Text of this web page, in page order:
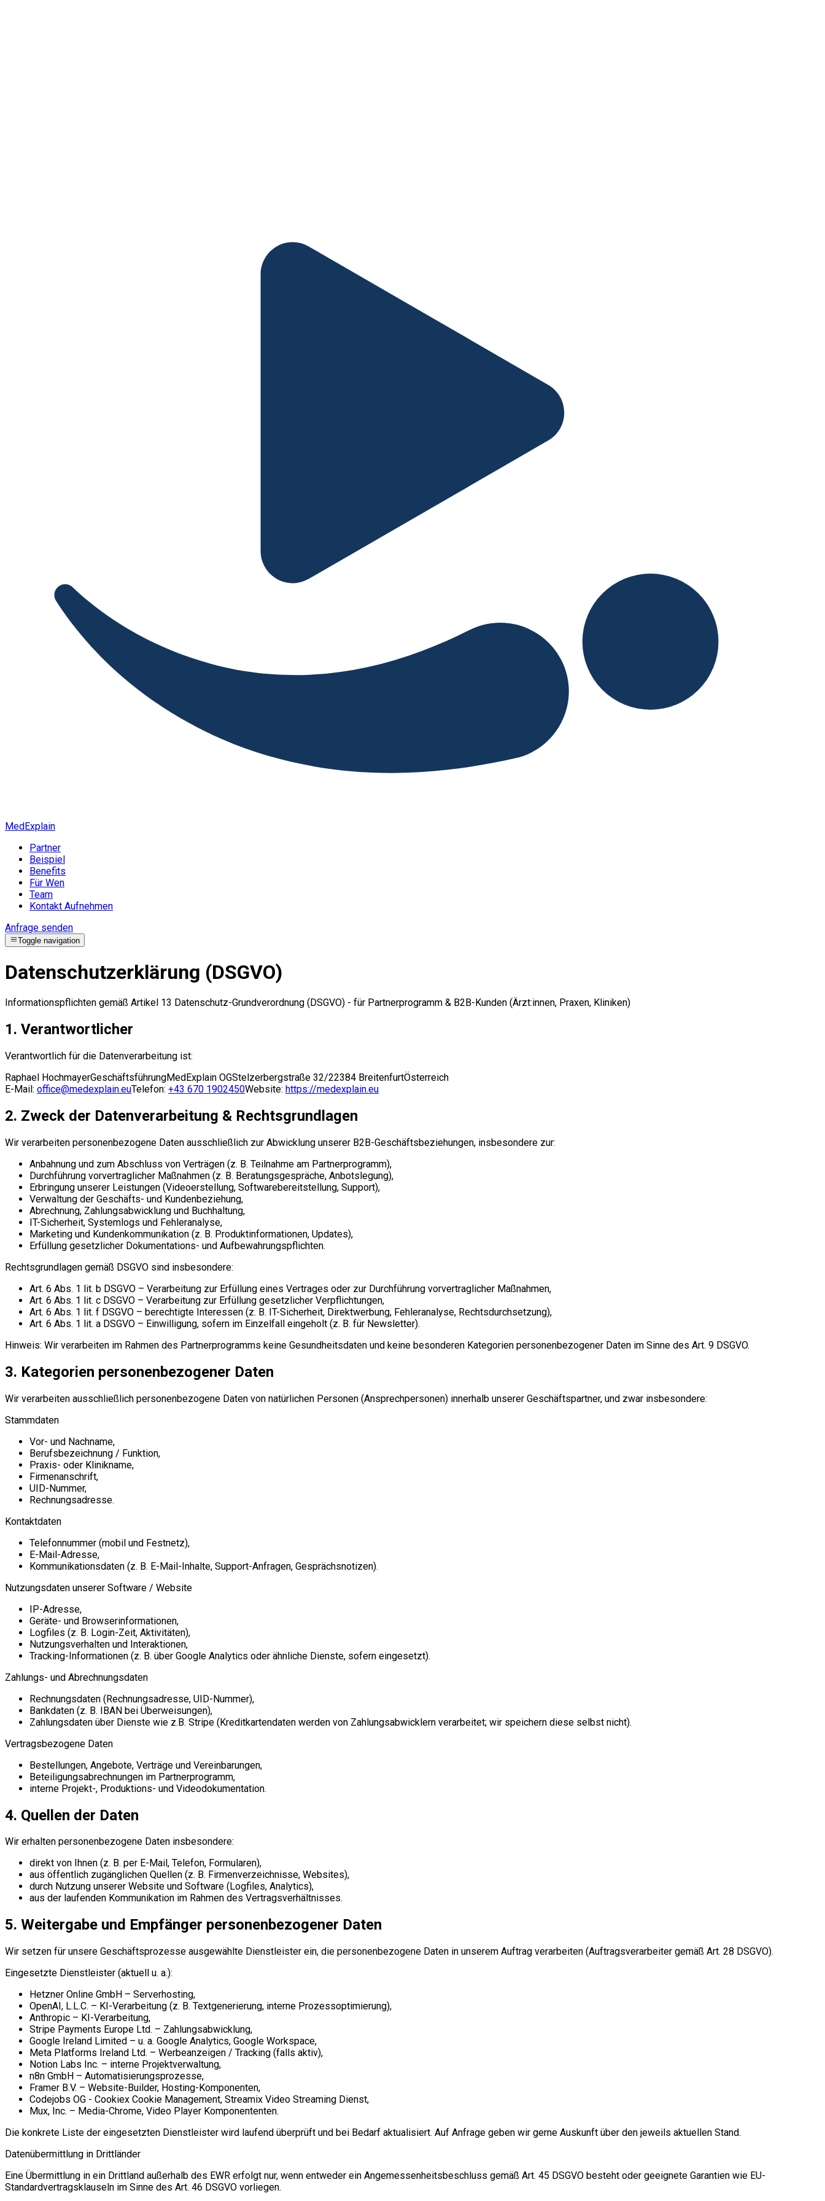
MedExplain
Partner
Beispiel
Benefits
Für Wen
Team
Kontakt Aufnehmen
Anfrage senden
Toggle navigation
Datenschutzerklärung (DSGVO)
Informationspflichten gemäß Artikel 13 Datenschutz-Grundverordnung (DSGVO) - für Partnerprogramm & B2B-Kunden (Ärzt:innen, Praxen, Kliniken)
1. Verantwortlicher
Verantwortlich für die Datenverarbeitung ist:
Raphael HochmayerGeschäftsführungMedExplain OGStelzerbergstraße 32/22384 BreitenfurtÖsterreich
E-Mail: office@medexplain.euTelefon: +43 670 1902450Website: https://medexplain.eu
2. Zweck der Datenverarbeitung & Rechtsgrundlagen
Wir verarbeiten personenbezogene Daten ausschließlich zur Abwicklung unserer B2B-Geschäftsbeziehungen, insbesondere zur:
Anbahnung und zum Abschluss von Verträgen (z. B. Teilnahme am Partnerprogramm),
Durchführung vorvertraglicher Maßnahmen (z. B. Beratungsgespräche, Anbotslegung),
Erbringung unserer Leistungen (Videoerstellung, Softwarebereitstellung, Support),
Verwaltung der Geschäfts- und Kundenbeziehung,
Abrechnung, Zahlungsabwicklung und Buchhaltung,
IT-Sicherheit, Systemlogs und Fehleranalyse,
Marketing und Kundenkommunikation (z. B. Produktinformationen, Updates),
Erfüllung gesetzlicher Dokumentations- und Aufbewahrungspflichten.
Rechtsgrundlagen gemäß DSGVO sind insbesondere:
Art. 6 Abs. 1 lit. b DSGVO – Verarbeitung zur Erfüllung eines Vertrages oder zur Durchführung vorvertraglicher Maßnahmen,
Art. 6 Abs. 1 lit. c DSGVO – Verarbeitung zur Erfüllung gesetzlicher Verpflichtungen,
Art. 6 Abs. 1 lit. f DSGVO – berechtigte Interessen (z. B. IT-Sicherheit, Direktwerbung, Fehleranalyse, Rechtsdurchsetzung),
Art. 6 Abs. 1 lit. a DSGVO – Einwilligung, sofern im Einzelfall eingeholt (z. B. für Newsletter).
Hinweis: Wir verarbeiten im Rahmen des Partnerprogramms keine Gesundheitsdaten und keine besonderen Kategorien personenbezogener Daten im Sinne des Art. 9 DSGVO.
3. Kategorien personenbezogener Daten
Wir verarbeiten ausschließlich personenbezogene Daten von natürlichen Personen (Ansprechpersonen) innerhalb unserer Geschäftspartner, und zwar insbesondere:
Stammdaten
Vor- und Nachname,
Berufsbezeichnung / Funktion,
Praxis- oder Klinikname,
Firmenanschrift,
UID-Nummer,
Rechnungsadresse.
Kontaktdaten
Telefonnummer (mobil und Festnetz),
E-Mail-Adresse,
Kommunikationsdaten (z. B. E-Mail-Inhalte, Support-Anfragen, Gesprächsnotizen).
Nutzungsdaten unserer Software / Website
IP-Adresse,
Geräte- und Browserinformationen,
Logfiles (z. B. Login-Zeit, Aktivitäten),
Nutzungsverhalten und Interaktionen,
Tracking-Informationen (z. B. über Google Analytics oder ähnliche Dienste, sofern eingesetzt).
Zahlungs- und Abrechnungsdaten
Rechnungsdaten (Rechnungsadresse, UID-Nummer),
Bankdaten (z. B. IBAN bei Überweisungen),
Zahlungsdaten über Dienste wie z.B. Stripe (Kreditkartendaten werden von Zahlungsabwicklern verarbeitet; wir speichern diese selbst nicht).
Vertragsbezogene Daten
Bestellungen, Angebote, Verträge und Vereinbarungen,
Beteiligungsabrechnungen im Partnerprogramm,
interne Projekt-, Produktions- und Videodokumentation.
4. Quellen der Daten
Wir erhalten personenbezogene Daten insbesondere:
direkt von Ihnen (z. B. per E-Mail, Telefon, Formularen),
aus öffentlich zugänglichen Quellen (z. B. Firmenverzeichnisse, Websites),
durch Nutzung unserer Website und Software (Logfiles, Analytics),
aus der laufenden Kommunikation im Rahmen des Vertragsverhältnisses.
5. Weitergabe und Empfänger personenbezogener Daten
Wir setzen für unsere Geschäftsprozesse ausgewählte Dienstleister ein, die personenbezogene Daten in unserem Auftrag verarbeiten (Auftragsverarbeiter gemäß Art. 28 DSGVO).
Eingesetzte Dienstleister (aktuell u. a.):
Hetzner Online GmbH – Serverhosting,
OpenAI, L.L.C. – KI-Verarbeitung (z. B. Textgenerierung, interne Prozessoptimierung),
Anthropic – KI-Verarbeitung,
Stripe Payments Europe Ltd. – Zahlungsabwicklung,
Google Ireland Limited – u. a. Google Analytics, Google Workspace,
Meta Platforms Ireland Ltd. – Werbeanzeigen / Tracking (falls aktiv),
Notion Labs Inc. – interne Projektverwaltung,
n8n GmbH – Automatisierungsprozesse,
Framer B.V. – Website-Builder, Hosting-Komponenten,
Codejobs OG - Cookiex Cookie Management, Streamix Video Streaming Dienst,
Mux, Inc. – Media-Chrome, Video Player Komponententen.
Die konkrete Liste der eingesetzten Dienstleister wird laufend überprüft und bei Bedarf aktualisiert. Auf Anfrage geben wir gerne Auskunft über den jeweils aktuellen Stand.
Datenübermittlung in Drittländer
Eine Übermittlung in ein Drittland außerhalb des EWR erfolgt nur, wenn entweder ein Angemessenheitsbeschluss gemäß Art. 45 DSGVO besteht oder geeignete Garantien wie EU-
Standardvertragsklauseln im Sinne des Art. 46 DSGVO vorliegen.